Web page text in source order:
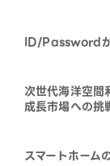
ID/Password
次世代海洋空
成長市場への挑
スマートホーム